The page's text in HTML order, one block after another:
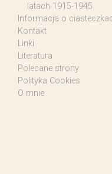
latach 1915-1945
Informacja o
Kontakt
Linki
Literatura
Polecane strony
Polityka Cookies
O mnie